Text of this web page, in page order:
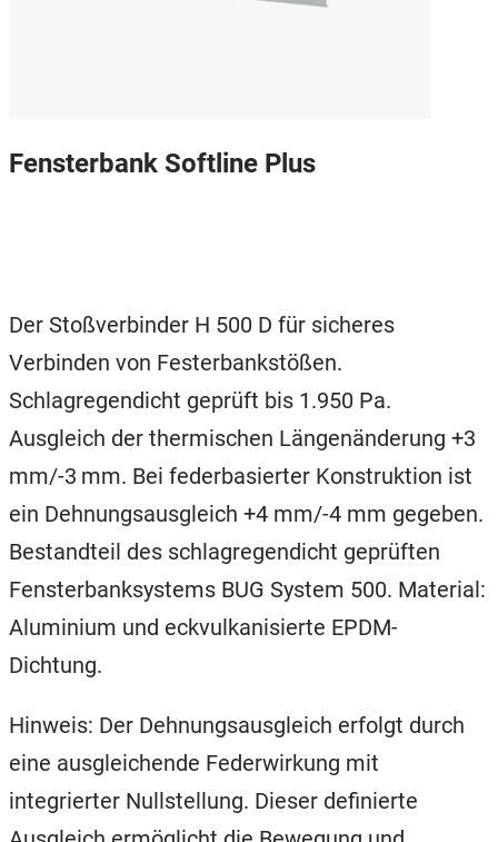
Fensterbank Softline Plus
Der Stoßverbinder H 500 D für sicheres
Verbinden von Festerbankstößen.
Schlagregendicht geprüft bis 1.950 Pa.
Ausgleich der thermischen Längenänderung +3
mm/-3 mm. Bei federbasierter Konstruktion ist
ein Dehnungsausgleich +4 mm/-4 mm gegeben.
Bestandteil des schlagregendicht geprüften
Fensterbanksystems BUG System 500. Material:
Aluminium und eckvulkanisierte EPDM-
Dichtung.
Hinweis: Der Dehnungsausgleich erfolgt durch
eine ausgleichende Federwirkung mit
integrierter Nullstellung. Dieser definierte